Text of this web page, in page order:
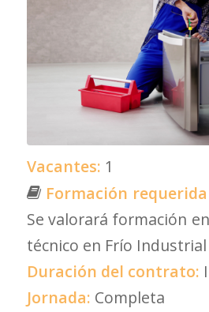
Vacantes: 1
Formación
Se valorará formación
técnico en Frío Industrial
Duración del contrato:
Jornada: Completa